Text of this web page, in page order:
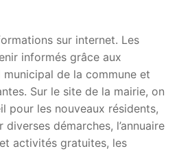
sur internet. Les
informés grâce aux
de la commune et
Sur le site de la mairie, on
pour les nouveaux résidents,
démarches, l’annuaire
activités gratuites, les